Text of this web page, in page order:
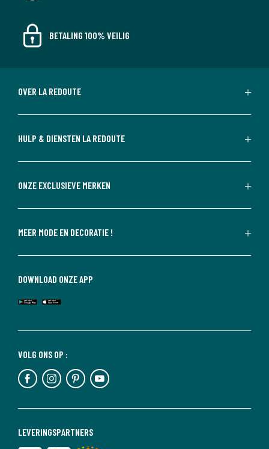
BETALING 100% VEILIG
OVER LA REDOUTE
HULP & DIENSTEN LA REDOUTE
ONZE EXCLUSIEVE MERKEN
MEER MODE EN DECORATIE !
LEVERINGSPARTNERS
VOLG ONS OP :
DOWNLOAD ONZE APP